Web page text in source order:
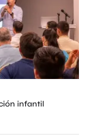
infantil